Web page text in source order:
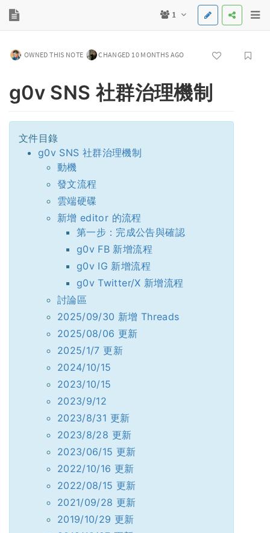
1
OWNED THIS NOTE CHANGED 10 MONTHS AGO
g0v SNS 社群治理機制
文件目錄
g0v SNS 社群治理機制
動機
發文流程
雲端硬碟
新增 editor 的流程
第一步：完成公告與確認
g0v FB 新增流程
g0v IG 新增流程
g0v Twitter/X 新增流程
討論區
2025/09/30 新增 Threads
2025/08/06 更新
2025/1/7 更新
2024/10/15
2023/10/15
2023/9/12
2023/8/31 更新
2023/8/28 更新
2023/06/15 更新
2022/10/16 更新
2022/08/15 更新
2021/09/28 更新
2019/10/29 更新